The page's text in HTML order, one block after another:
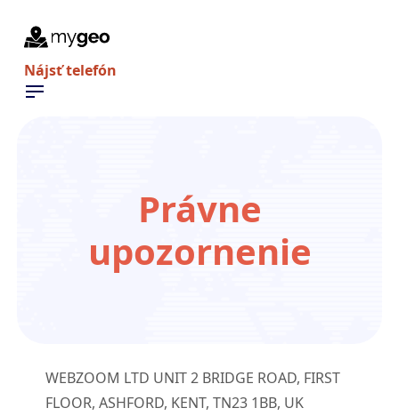
Nájsť telefón
Právne
upozornenie
WEBZOOM LTD UNIT 2 BRIDGE ROAD, FIRST
FLOOR, ASHFORD, KENT, TN23 1BB, UK